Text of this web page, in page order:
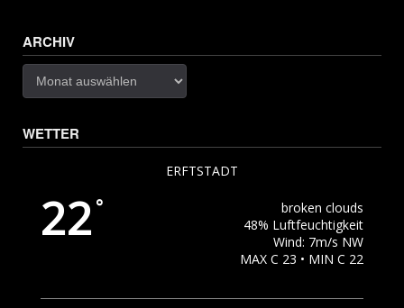
ARCHIV
WETTER
ERFTSTADT
22 °
broken clouds
48% Luftfeuchtigkeit
Wind: 7m/s NW
MAX C 23 • MIN C 22